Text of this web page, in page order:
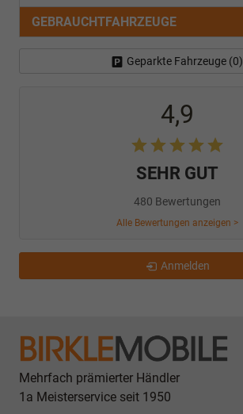
GEBRAUCHTFAHRZEUGE
Geparkte Fahrzeuge (0)
4,9
SEHR GUT
480 Bewertungen
Alle Bewertungen anzeigen >
Anmelden
Mehrfach prämierter Händler
1a Meisterservice seit 1950